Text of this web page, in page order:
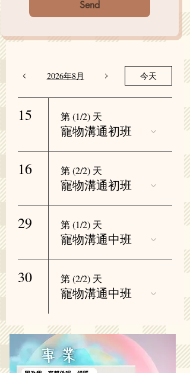
2026年8月 今天
第 (1/2) 天
寵物溝通初班
第 (2/2) 天
寵物溝通初班
第 (1/2) 天
寵物溝通中班
第 (2/2) 天